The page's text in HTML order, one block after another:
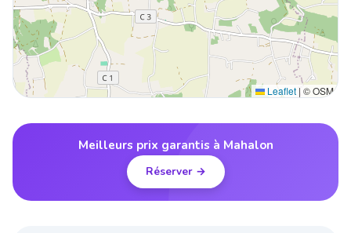
Leaflet | © OSM
Meilleurs prix garantis à Mahalon
Réserver →